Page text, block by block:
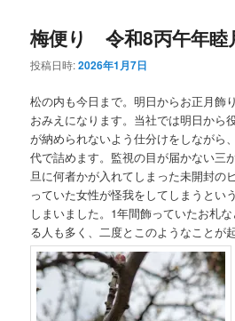
梅便り 令和8丙午年睦
投稿日時:2026年1月7日
松の内も今日まで。明日からお正月飾
おみえになります。当社では明日から
が納められないよう仕分けをしながら
代で詰めます。監視の目が届かない三
旦に何者かが入れてしまった未開封の
っていた女性が怪我をしてしまうとい
しまいました。1年間飾っていたお札
る人も多く、二度とこのようなことが